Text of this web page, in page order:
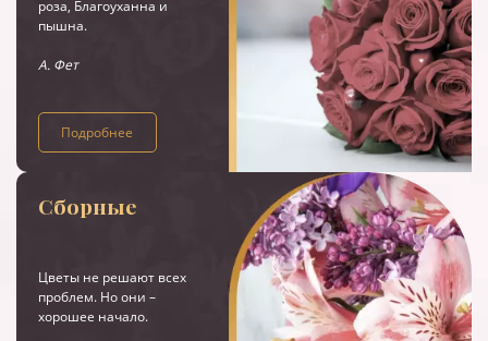
роза, Благоуханна и
пышна.
А. Фет
Подробнее
Сборные
Цветы не решают всех
проблем. Но они –
хорошее начало.